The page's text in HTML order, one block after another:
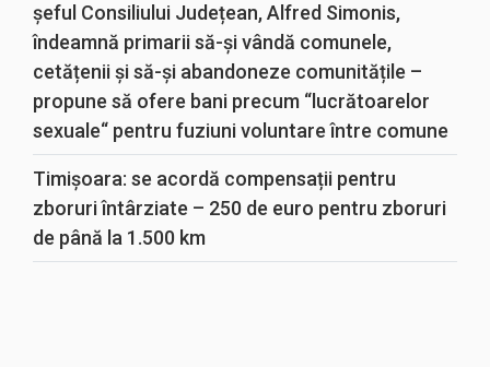
șeful Consiliului Județean, Alfred Simonis,
îndeamnă primarii să-și vândă comunele,
cetățenii și să-și abandoneze comunitățile –
propune să ofere bani precum “lucrătoarelor
sexuale“ pentru fuziuni voluntare între comune
Timișoara: se acordă compensații pentru
zboruri întârziate – 250 de euro pentru zboruri
de până la 1.500 km